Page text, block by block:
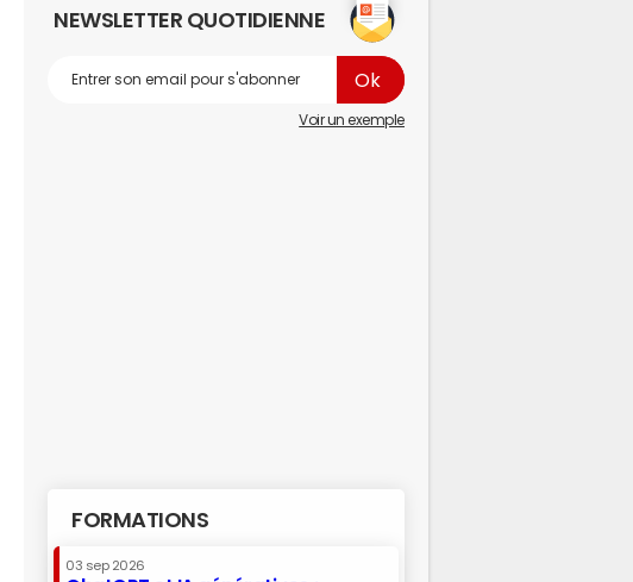
NEWSLETTER QUOTIDIENNE
Voir un exemple
FORMATIONS
03 sep 2026